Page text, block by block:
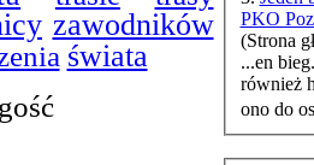
zawodników
świata
PKO
(Strona
...en
również
ono do